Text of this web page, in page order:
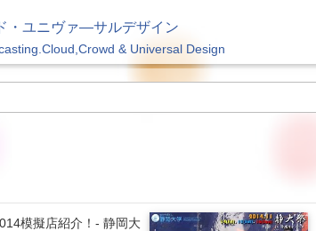
・ユニヴァ―サルデザイン
& Universal Design
模擬店紹介！- 静岡大